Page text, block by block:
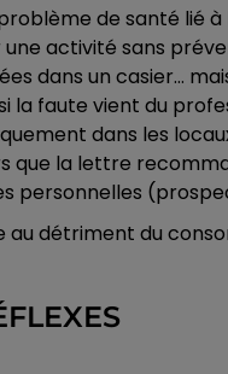
de santé lié
activité sans
dans un casier…
la faute vient du
dans les
que la lettre
personnelles
au détriment du